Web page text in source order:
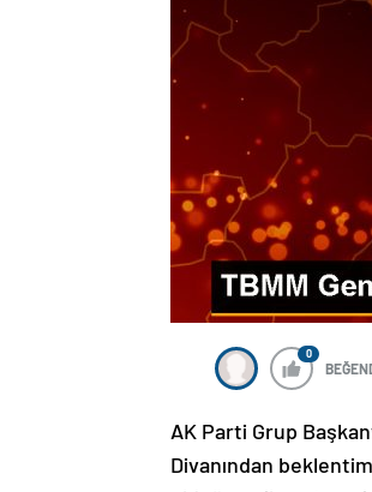
0
AK Parti Grup
Divanından